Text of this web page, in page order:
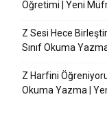
Öğretimi | Yeni
Z Sesi Hece
Sınıf Okuma
Z Harfini
Okuma Yazma |